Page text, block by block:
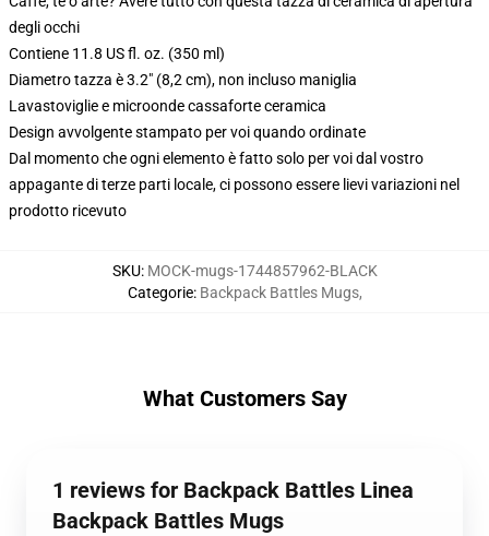
degli occhi
Contiene 11.8 US fl. oz. (350 ml)
Diametro tazza è 3.2" (8,2 cm), non incluso maniglia
Lavastoviglie e microonde cassaforte ceramica
Design avvolgente stampato per voi quando ordinate
Dal momento che ogni elemento è fatto solo per voi dal vostro
appagante di terze parti locale, ci possono essere lievi variazioni nel
prodotto ricevuto
SKU: MOCK-mugs-1744857962-BLACK
Categorie: Backpack Battles Mugs,
What Customers Say
1 reviews for Backpack Battles Linea
Backpack Battles Mugs